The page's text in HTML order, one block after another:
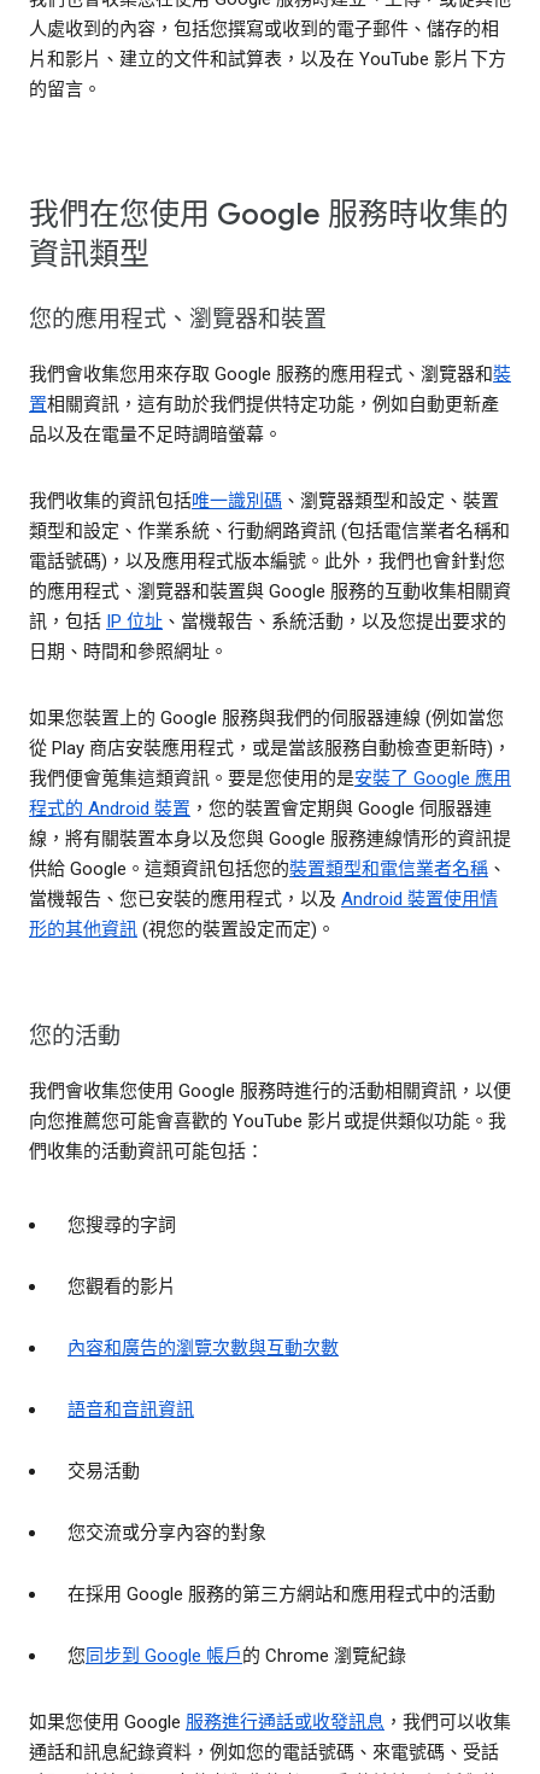
人處收到的內容，包括您撰寫或收到的電子郵件、儲存的相
片和影片、建立的文件和試算表，以及在 YouTube 影片下方
的留言。
我們在您使用 Google 服務時收集的
資訊類型
您的應用程式、瀏覽器和裝置
我們會收集您用來存取 Google 服務的應用程式、瀏覽器和裝
置相關資訊，這有助於我們提供特定功能，例如自動更新產
品以及在電量不足時調暗螢幕。
我們收集的資訊包括唯一識別碼 、瀏覽器類型和設定、裝置
類型和設定、作業系統、行動網路資訊 (包括電信業者名稱和
電話號碼)，以及應用程式版本編號。此外，我們也會針對您
的應用程式、瀏覽器和裝置與 Google 服務的互動收集相關資
訊，包括 IP 位址 、當機報告、系統活動，以及您提出要求的
日期、時間和參照網址。
如果您裝置上的 Google 服務與我們的伺服器連線 (例如當您
從 Play 商店安裝應用程式，或是當該服務自動檢查更新時)，
我們便會蒐集這類資訊。要是您使用的是安裝了 Google 應用
程式的 Android 裝置 ，您的裝置會定期與 Google 伺服器連
線，將有關裝置本身以及您與 Google 服務連線情形的資訊提
供給 Google。這類資訊包括您的裝置類型和電信業者名稱 、
當機報告、您已安裝的應用程式，以及 Android 裝置使用情
形的其他資訊 (視您的裝置設定而定)。
您的活動
我們會收集您使用 Google 服務時進行的活動相關資訊，以便
向您推薦您可能會喜歡的 YouTube 影片或提供類似功能。我
們收集的活動資訊可能包括：
您搜尋的字詞
您觀看的影片
內容和廣告的瀏覽次數與互動次數
語音和音訊資訊
交易活動
您交流或分享內容的對象
在採用 Google 服務的第三方網站和應用程式中的活動
您同步到 Google 帳戶的 Chrome 瀏覽紀錄
如果您使用 Google 服務進行通話或收發訊息 ，我們可以收集
通話和訊息紀錄資料，例如您的電話號碼、來電號碼、受話